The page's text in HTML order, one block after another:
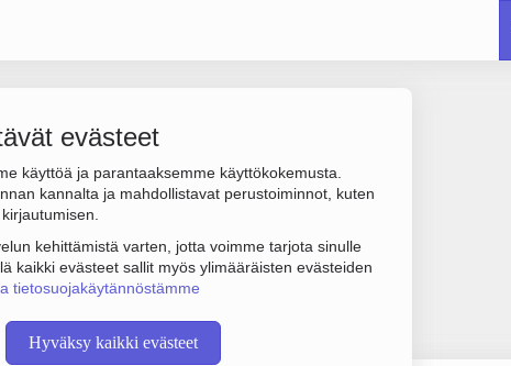
evästeet
käyttöä ja parantaaksemme käyttökokemusta.
kannalta ja mahdollistavat perustoiminnot, kuten
kehittämistä varten, jotta voimme tarjota sinulle
kaikki evästeet sallit myös ylimääräisten evästeiden
tietosuojakäytännöstämme
Hyväksy kaikki evästeet
päätoimiala on Betonituotteiden valmistus
(OY).